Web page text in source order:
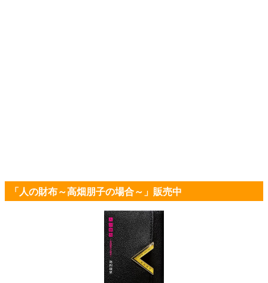
「人の財布～高畑朋子の場合～」販売中